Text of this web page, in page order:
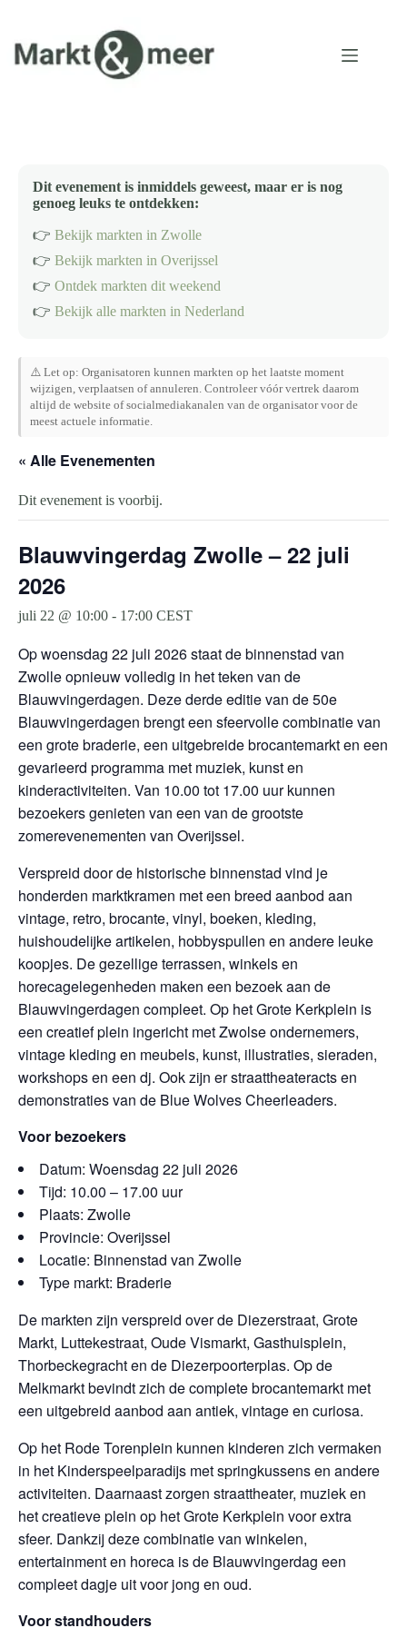
inhoud
Dit evenement is inmiddels geweest, maar er is nog
genoeg leuks te ontdekken:
👉 Bekijk markten in Zwolle
👉 Bekijk markten in Overijssel
👉 Ontdek markten dit weekend
👉 Bekijk alle markten in Nederland
⚠️ Let op: Organisatoren kunnen markten op het laatste moment
wijzigen, verplaatsen of annuleren. Controleer vóór vertrek daarom
altijd de website of socialmediakanalen van de organisator voor de
meest actuele informatie.
« Alle Evenementen
Dit evenement is voorbij.
Blauwvingerdag Zwolle – 22 juli
2026
juli 22 @ 10:00 - 17:00 CEST
Op woensdag 22 juli 2026 staat de binnenstad van
Zwolle opnieuw volledig in het teken van de
Blauwvingerdagen. Deze derde editie van de 50e
Blauwvingerdagen brengt een sfeervolle combinatie van
een grote braderie, een uitgebreide brocantemarkt en een
gevarieerd programma met muziek, kunst en
kinderactiviteiten. Van 10.00 tot 17.00 uur kunnen
bezoekers genieten van een van de grootste
zomerevenementen van Overijssel.
Verspreid door de historische binnenstad vind je
honderden marktkramen met een breed aanbod aan
vintage, retro, brocante, vinyl, boeken, kleding,
huishoudelijke artikelen, hobbyspullen en andere leuke
koopjes. De gezellige terrassen, winkels en
horecagelegenheden maken een bezoek aan de
Blauwvingerdagen compleet. Op het Grote Kerkplein is
een creatief plein ingericht met Zwolse ondernemers,
vintage kleding en meubels, kunst, illustraties, sieraden,
workshops en een dj. Ook zijn er straattheateracts en
demonstraties van de Blue Wolves Cheerleaders.
Voor bezoekers
Datum: Woensdag 22 juli 2026
Tijd: 10.00 – 17.00 uur
Plaats: Zwolle
Provincie: Overijssel
Locatie: Binnenstad van Zwolle
Type markt: Braderie
De markten zijn verspreid over de Diezerstraat, Grote
Markt, Luttekestraat, Oude Vismarkt, Gasthuisplein,
Thorbeckegracht en de Diezerpoorterplas. Op de
Melkmarkt bevindt zich de complete brocantemarkt met
een uitgebreid aanbod aan antiek, vintage en curiosa.
Op het Rode Torenplein kunnen kinderen zich vermaken
in het Kinderspeelparadijs met springkussens en andere
activiteiten. Daarnaast zorgen straattheater, muziek en
het creatieve plein op het Grote Kerkplein voor extra
sfeer. Dankzij deze combinatie van winkelen,
entertainment en horeca is de Blauwvingerdag een
compleet dagje uit voor jong en oud.
Voor standhouders